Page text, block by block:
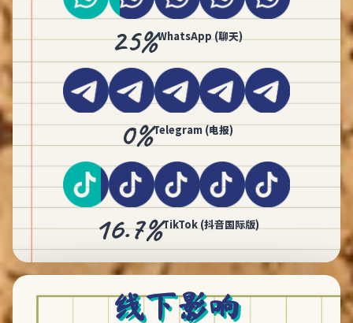
25%WhatsApp (聊天)
0%Telegram (电报)
16.7%TikTok (抖音国际版)
线下影响